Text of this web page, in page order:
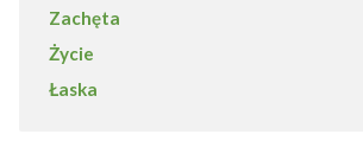
Zachęta
Życie
Łaska